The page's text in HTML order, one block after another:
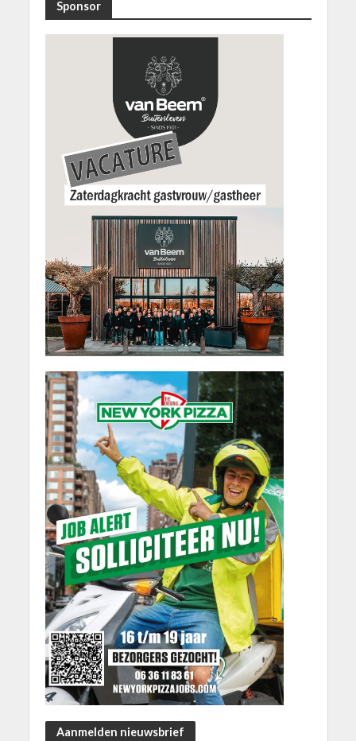
Sponsor
Aanmelden nieuwsbrief